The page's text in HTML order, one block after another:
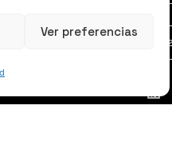
Ver preferencias